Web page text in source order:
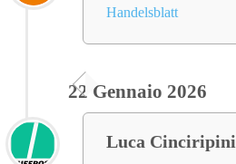
Handelsblatt
22 Gennaio 2026
Luca Cinciripini